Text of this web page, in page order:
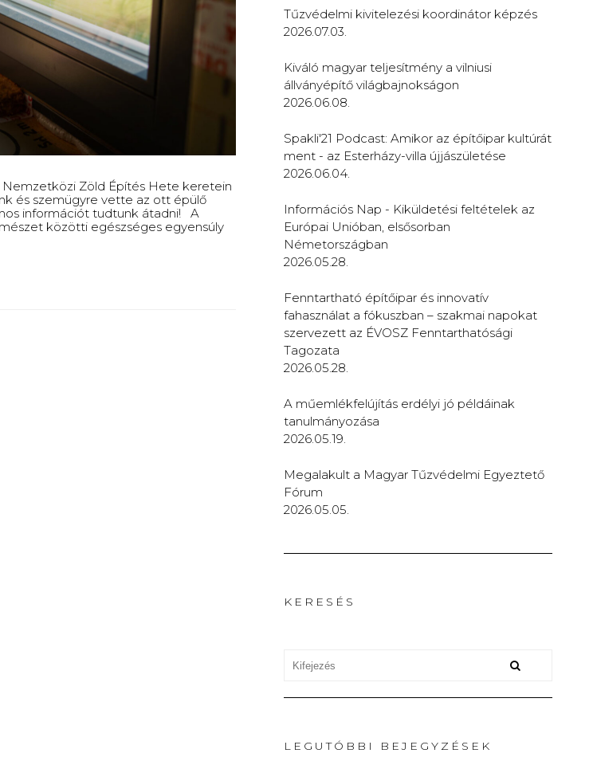
Zöld Építés Hete keretein
és szemügyre vette az ott épülő
információt tudtunk átadni! A
közötti egészséges egyensúly
Tűzvédelmi kivitelezési koordinátor képzés
2026.07.03.
Kiváló magyar teljesítmény a vilniusi
állványépítő világbajnokságon
2026.06.08.
Spakli'21 Podcast: Amikor az építőipar kultúrát
ment - az Esterházy-villa újjászületése
2026.06.04.
Információs Nap - Kiküldetési feltételek az
Európai Unióban, elsősorban
Németországban
2026.05.28.
Fenntartható építőipar és innovatív
fahasználat a fókuszban – szakmai napokat
szervezett az ÉVOSZ Fenntarthatósági
Tagozata
2026.05.28.
A műemlékfelújítás erdélyi jó példáinak
tanulmányozása
2026.05.19.
Megalakult a Magyar Tűzvédelmi Egyeztető
Fórum
2026.05.05.
KERESÉS
LEGUTÓBBI BEJEGYZÉSEK